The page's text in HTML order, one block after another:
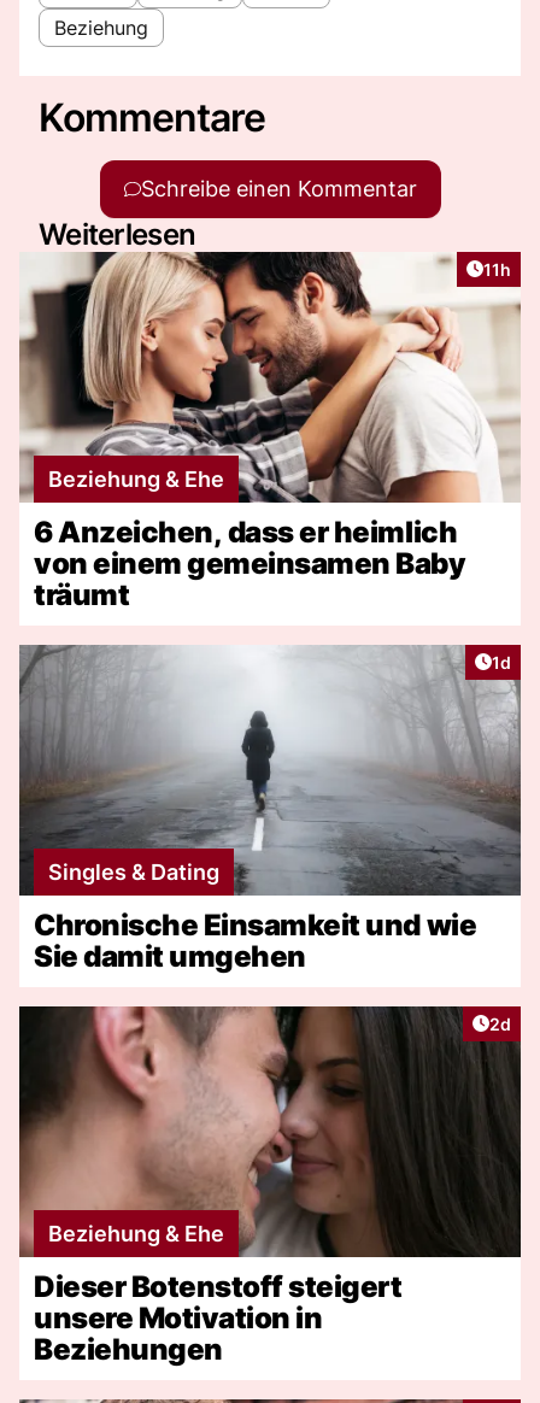
Beziehung
Kommentare
Schreibe einen Kommentar
Weiterlesen
11h
Beziehung & Ehe
6 Anzeichen, dass er heimlich
von einem gemeinsamen Baby
träumt
1d
Singles & Dating
Chronische Einsamkeit und wie
Sie damit umgehen
2d
Beziehung & Ehe
Dieser Botenstoff steigert
unsere Motivation in
Beziehungen